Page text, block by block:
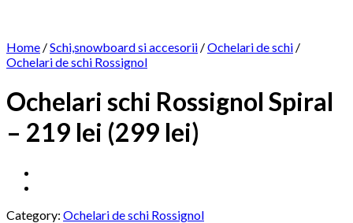
Home /Schi,snowboard si accesorii /Ochelari de schi /
Ochelari de schi Rossignol
Ochelari schi Rossignol Spiral
– 219 lei (299 lei)
Category: Ochelari de schi Rossignol